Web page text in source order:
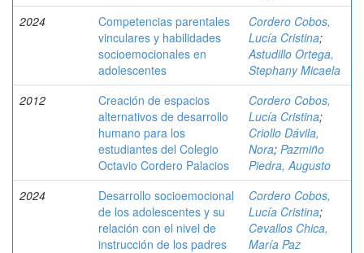
2024
Competencias parentales
vinculares y habilidades
socioemocionales en
adolescentes
Cordero Cobos,
Lucía Cristina;
Astudillo Ortega,
Stephany Micaela
2012
Creación de espacios
alternativos de desarrollo
humano para los
estudiantes del Colegio
Octavio Cordero Palacios
Cordero Cobos,
Lucía Cristina;
Criollo Dávila,
Nora; Pazmiño
Piedra, Augusto
2024
Desarrollo socioemocional
de los adolescentes y su
relación con el nivel de
instrucción de los padres
Cordero Cobos,
Lucía Cristina;
Cevallos Chica,
María Paz